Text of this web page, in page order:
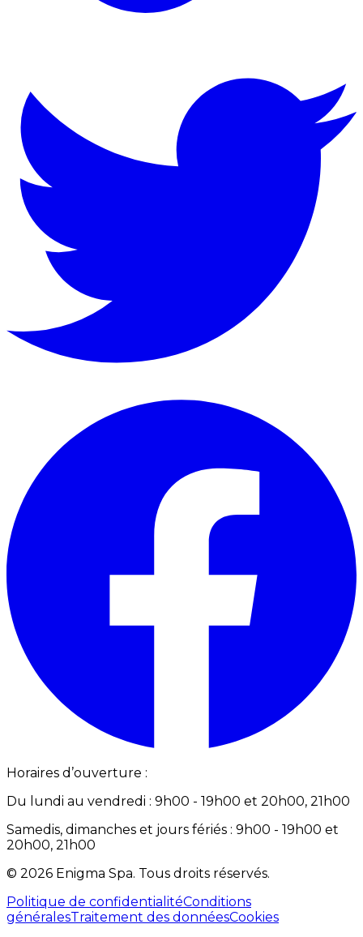
Horaires d’ouverture :
Du lundi au vendredi : 9h00 - 19h00 et 20h00, 21h00
Samedis, dimanches et jours fériés : 9h00 - 19h00 et
20h00, 21h00
© 2026 Enigma Spa. Tous droits réservés.
Politique de confidentialitéConditions
généralesTraitement des donnéesCookies